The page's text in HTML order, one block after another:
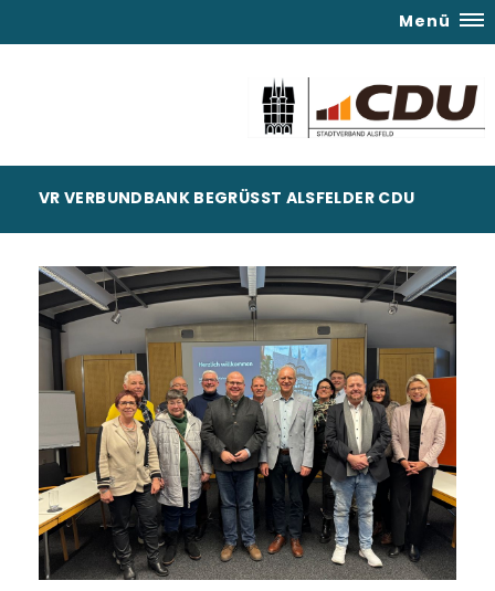
Menü
VR VERBUNDBANK BEGRÜSST ALSFELDER CDU